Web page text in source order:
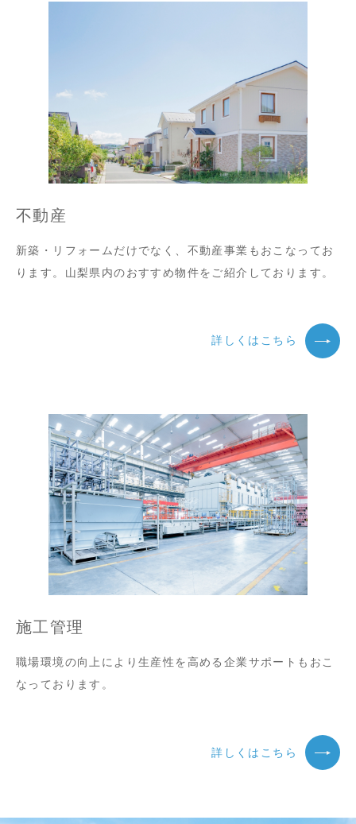
不動産
新築・リフォームだけでなく、不動産事業もおこなってお
ります。山梨県内のおすすめ物件をご紹介しております。
詳しくはこちら
施工管理
職場環境の向上により生産性を高める企業サポートもおこ
なっております。
詳しくはこちら